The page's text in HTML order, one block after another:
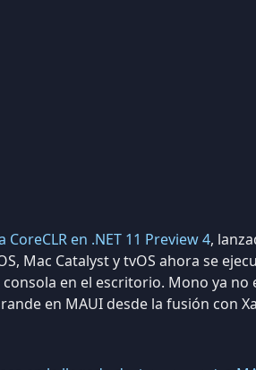
en .NET 11 Preview 4,
Mac Catalyst y tvOS ahora se
en el escritorio. Mono ya
en MAUI desde la fusión con